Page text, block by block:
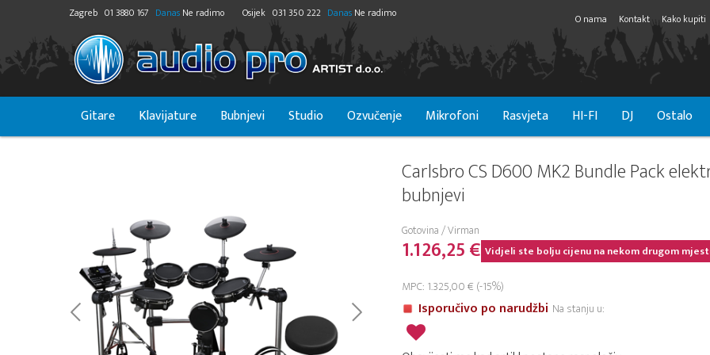
Zagreb 01 3880 167 Danas Ne radimo Osijek 031 350 222 Danas Ne radimo O nama Kontakt Kako kupiti
Gitare Klavijature Bubnjevi Studio Ozvučenje Mikrofoni Rasvjeta HI-FI DJ Ostalo
Carlsbro CS D600 MK2 Bundle Pack
bubnjevi
Gotovina / Virman
1.126,25 € Vidjeli ste bolju cijenu na nekom drugom
MPC: 1.325,00 € (-15%)
Isporučivo po narudžbi Na stanju u: